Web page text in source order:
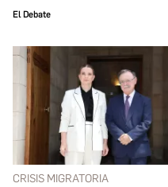
El Debate
CRISIS MIGRATORIA